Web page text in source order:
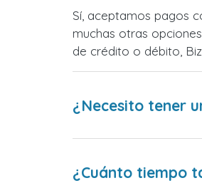
Sí, aceptamos pagos
muchas otras
de crédito o débito,
¿Necesito tener
¿Cuánto tiempo